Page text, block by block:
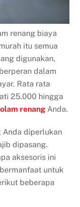
renang biaya
itu semua
digunakan,
dalam
Rata rata
25.000 hingga
renang Anda.
Anda diperlukan
dipasang.
aksesoris ini
untuk
beberapa